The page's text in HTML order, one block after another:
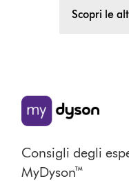
Scopri le
Consigli degli
MyDyson™